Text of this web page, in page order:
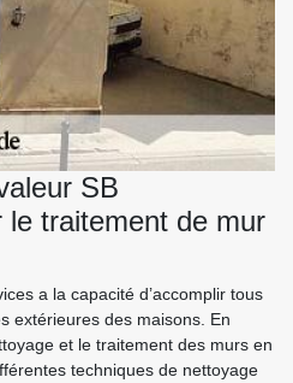
SB
le traitement de mur
a la capacité d’accomplir tous
extérieures des maisons. En
et le traitement des murs en
techniques de nettoyage